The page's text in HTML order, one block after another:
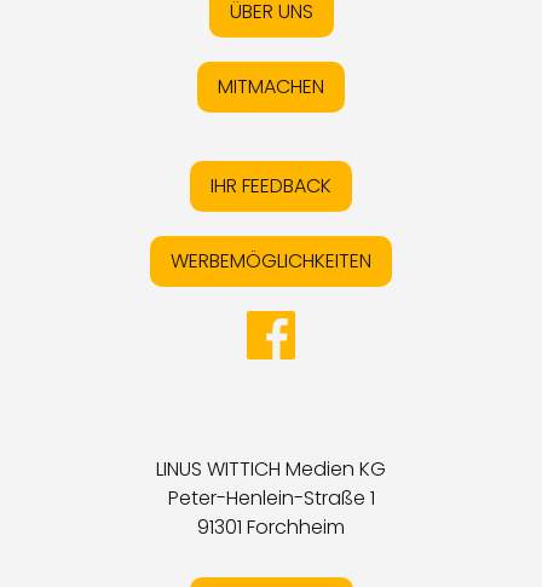
ÜBER UNS
MITMACHEN
IHR FEEDBACK
WERBEMÖGLICHKEITEN
LINUS WITTICH Medien KG
Peter-Henlein-Straße 1
91301 Forchheim